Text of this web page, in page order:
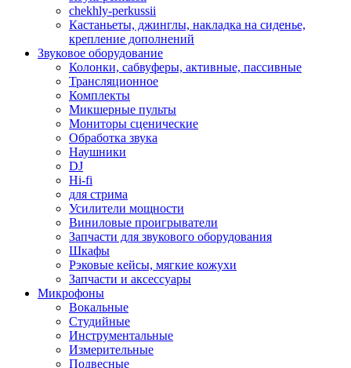
chekhly-perkussii
Кастаньеты, джинглы, накладка на сиденье,
крепление дополнений
Звуковое оборудование
Колонки, сабвуферы, активные, пассивные
Трансляционное
Комплекты
Микшерные пульты
Мониторы сценические
Обработка звука
Наушники
DJ
Hi-fi
для стрима
Усилители мощности
Виниловые проигрыватели
Запчасти для звукового оборудования
Шкафы
Рэковые кейсы, мягкие кожухи
Запчасти и аксессуары
Микрофоны
Вокальные
Студийные
Инструментальные
Измерительные
Подвесные